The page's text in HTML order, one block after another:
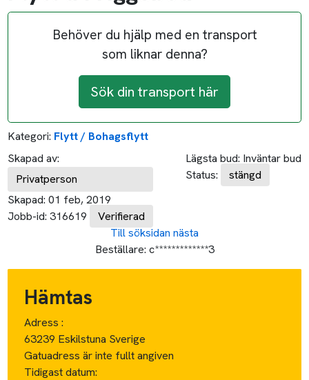
Behöver du hjälp med en transport
som liknar denna?
Sök din transport här
Kategori: Flytt / Bohagsflytt
Skapad av:
Privatperson
Skapad: 01 feb, 2019
Jobb-id: 316619 Verifierad
Lägsta bud: Inväntar bud
Status:
stängd
Till söksidan nästa
Beställare: c*************3
Hämtas
Adress :
63239 Eskilstuna Sverige
Gatuadress är inte fullt angiven
Tidigast datum: